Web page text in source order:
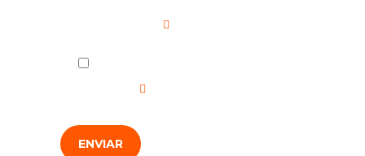
ENVIAR